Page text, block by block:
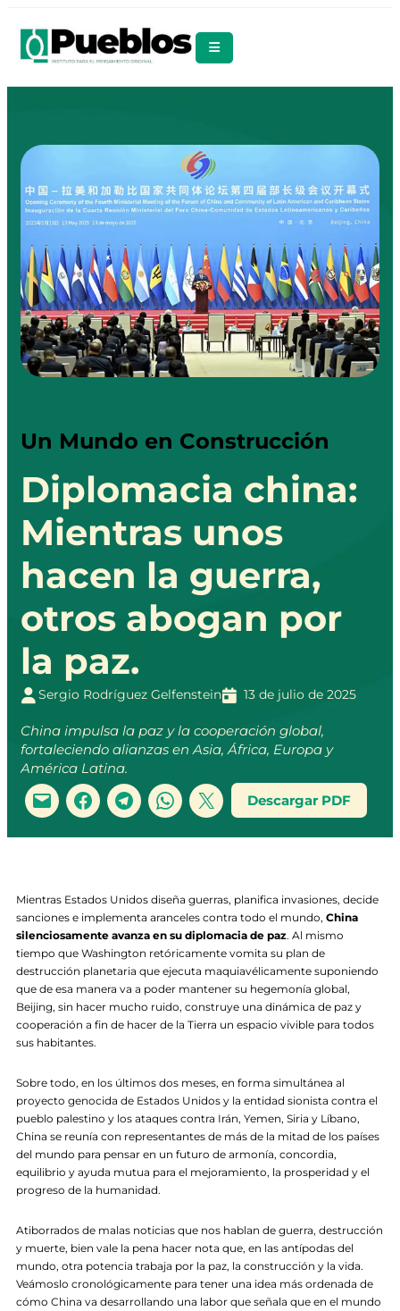
Un Mundo en Construcción
Diplomacia china:
Mientras unos
hacen la guerra,
otros abogan por
la paz.
Sergio Rodríguez Gelfenstein 13 de julio de 2025
China impulsa la paz y la cooperación global,
fortaleciendo alianzas en Asia, África, Europa y
América Latina.
Descargar PDF
Mientras Estados Unidos diseña guerras, planifica invasiones, decide
sanciones e implementa aranceles contra todo el mundo, China
silenciosamente avanza en su diplomacia de paz. Al mismo
tiempo que Washington retóricamente vomita su plan de
destrucción planetaria que ejecuta maquiavélicamente suponiendo
que de esa manera va a poder mantener su hegemonía global,
Beijing, sin hacer mucho ruido, construye una dinámica de paz y
cooperación a fin de hacer de la Tierra un espacio vivible para todos
sus habitantes.
Sobre todo, en los últimos dos meses, en forma simultánea al
proyecto genocida de Estados Unidos y la entidad sionista contra el
pueblo palestino y los ataques contra Irán, Yemen, Siria y Líbano,
China se reunía con representantes de más de la mitad de los países
del mundo para pensar en un futuro de armonía, concordia,
equilibrio y ayuda mutua para el mejoramiento, la prosperidad y el
progreso de la humanidad.
Atiborrados de malas noticias que nos hablan de guerra, destrucción
y muerte, bien vale la pena hacer nota que, en las antípodas del
mundo, otra potencia trabaja por la paz, la construcción y la vida.
Veámoslo cronológicamente para tener una idea más ordenada de
cómo China va desarrollando una labor que señala que en el mundo